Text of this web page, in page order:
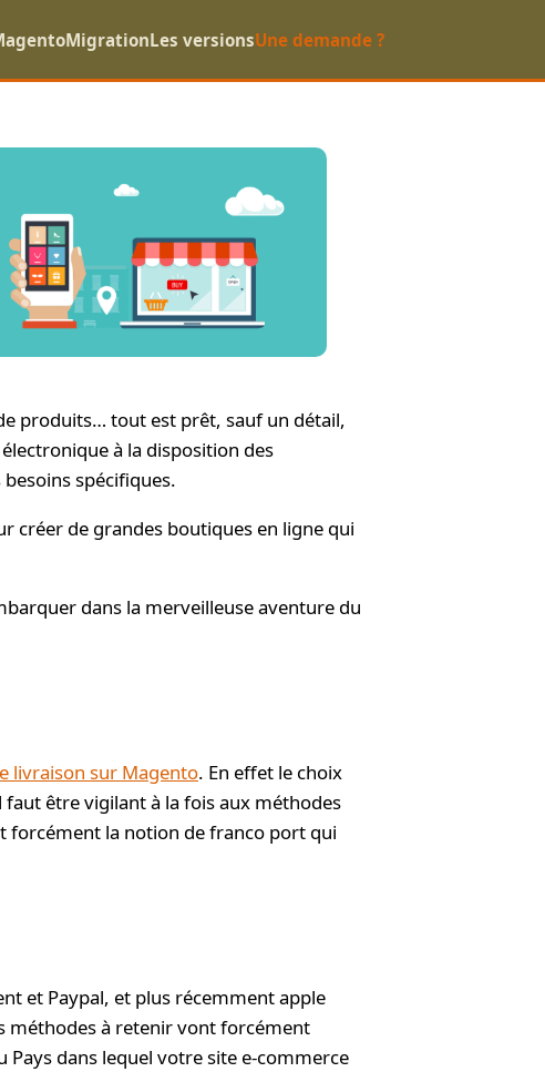
MigrationLes versionsUne demande ?
produits… tout est prêt, sauf un détail,
à la disposition des
spécifiques.
créer de grandes boutiques en ligne qui
dans la merveilleuse aventure du
livraison sur Magento. En effet le choix
être vigilant à la fois aux méthodes
forcément la notion de franco port qui
et Paypal, et plus récemment apple
méthodes à retenir vont forcément
dans lequel votre site e-commerce